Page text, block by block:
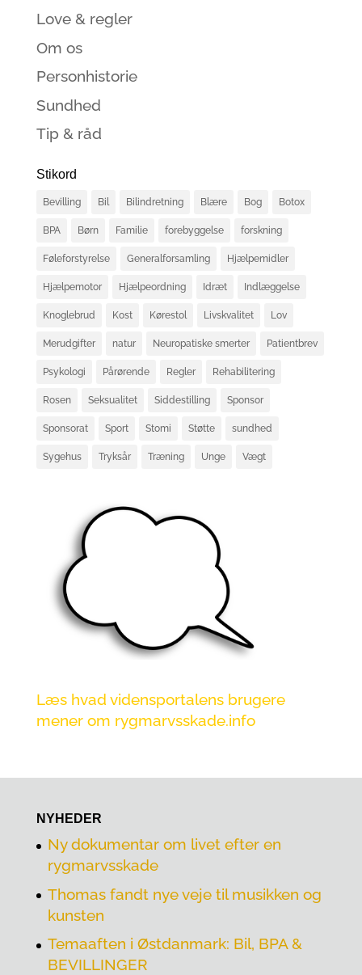
Love & regler
Om os
Personhistorie
Sundhed
Tip & råd
Stikord
Bevilling Bil Bilindretning Blære Bog Botox
BPA Børn Familie forebyggelse forskning
Føleforstyrelse Generalforsamling Hjælpemidler
Hjælpemotor Hjælpeordning Idræt Indlæggelse
Knoglebrud Kost Kørestol Livskvalitet Lov
Merudgifter natur Neuropatiske smerter Patientbrev
Psykologi Pårørende Regler Rehabilitering
Rosen Seksualitet Siddestilling Sponsor
Sponsorat Sport Stomi Støtte sundhed
Sygehus Tryksår Træning Unge Vægt
Læs hvad vidensportalens brugere
mener om rygmarvsskade.info
NYHEDER
Ny dokumentar om livet efter en
rygmarvsskade
Thomas fandt nye veje til musikken og
kunsten
Temaaften i Østdanmark: Bil, BPA &
BEVILLINGER